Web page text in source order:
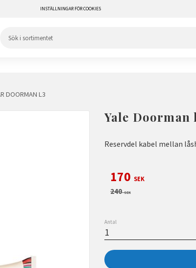
INSTÄLLNINGAR FÖR COOKIES
DOORMAN L3
Yale Doorman
Reservdel kabel mellan
Nedsatt pris:
170 SEK
Ordinarie pris:
240SEK
Antal